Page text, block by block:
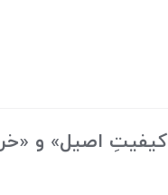
اصیل» و